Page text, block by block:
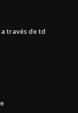
través de td